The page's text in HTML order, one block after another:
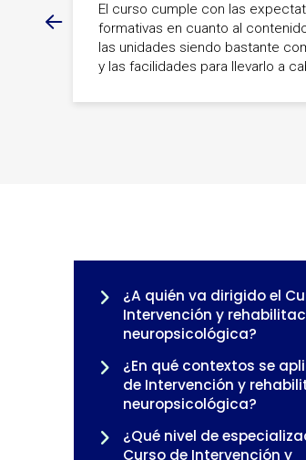
El curso cumple con las
formativas en cuanto al
las unidades siendo bastante
y las facilidades para llevarlo a
¿A quién va dirigido el
Intervención y
neuropsicológica?
¿En qué contextos se
de Intervención y
neuropsicológica?
¿Qué nivel de
Curso de Intervención y